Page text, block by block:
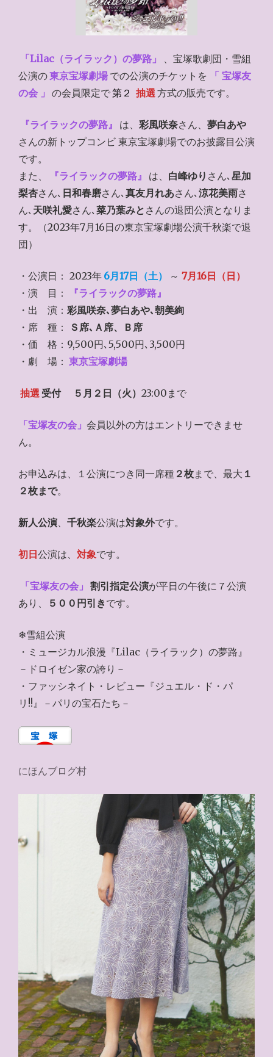
「Lilac（ライラック）の夢路」
、宝塚歌劇団・雪組
公演の東京宝塚劇場 での公演のチケットを
「 宝塚友
の会 」
の会員限定で第２ 抽選方式の販売です。
『ライラックの夢路』 は、彩風咲奈さん、夢白あや
さんの新トップコンビ 東京宝塚劇場でのお披露目公演
です。
また、
『ライラックの夢路』 は、 白峰ゆり さん､星加
梨杏さん､ 日和春磨さん､ 真友月れあさん､ 涼花美雨さ
ん､ 天咲礼愛さん､ 菜乃葉みと さんの退団公演となりま
す。（2023年7月16日の東京宝塚劇場公演千秋楽で退
団）
・公演日： 2023年 6月17日（土） ～ 7月16日（日）
・演 目：
『ライラックの夢路』
・出 演： 彩風咲奈､夢白あや､朝美絢
・席 種：
Ｓ席､Ａ席、Ｂ席
・価 格：9,500円､5,500円､3,500円
・劇 場： 東京宝塚劇場
抽選 受付 ５月２日（火）23:00まで
「宝塚友の会」 会員以外の方はエントリーできませ
ん。
お申込みは、１公演につき同一席種 ２枚まで、最大 １
２枚まで。
新人公演、 千秋楽公演は対象外です。
初日公演は、 対象です。
「宝塚友の会」 割引指定公演が平日の午後に７公演
あり、
５００円引きです。
❄雪組公演
・ミュージカル浪漫『Lilac（ライラック）の夢路』
－ドロイゼン家の誇り－
・ファッシネイト・レビュー『ジュエル・ド・パ
リ!!』－パリの宝石たち－
にほんブログ村